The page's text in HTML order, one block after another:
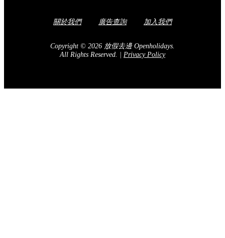
關於我們 廣告查詢 加入我們
Copyright © 2026 放假去邊 Openholidays.
All Rights Reserved.
Privacy Policy